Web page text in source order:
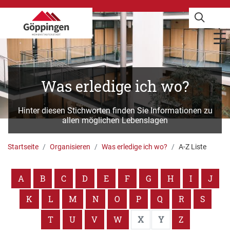
Was erledige ich wo?
Hinter diesen Stichworten finden Sie Informationen zu
allen möglichen Lebenslagen
Startseite Organisieren Was erledige ich wo? A-Z Liste
A B C D E F G H I
J
K
L M N O P Q R
S
T
U V W X Y Z